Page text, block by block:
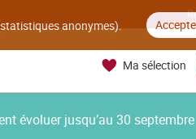
anonymes).
Ma sélection
évoluer jusqu’au 30 septembre